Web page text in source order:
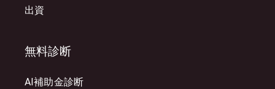
出資
無料診断
AI補助金診断